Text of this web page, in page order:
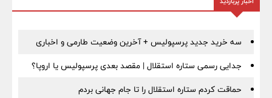
سه خرید جدید پرسپولیس + آخرین وضعیت طارمی و اخباری
جدایی رسمی ستاره استقلال | مقصد بعدی پرسپولیس یا اروپا؟
حماقت کردم ستاره استقلال را تا جام جهانی بردم